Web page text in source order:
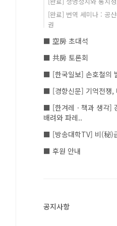
[완료] 번역 세미나 : 공
권
■ 空房 초대석
■ 共房 토론회
■ [한국일보] 손호철의
■ [경향신문] 기억전쟁,
■ [한겨레ㆍ책과 생각]
배려와 파레..
■ [방송대학TV] 비(秘)
■ 후원 안내
공지사항